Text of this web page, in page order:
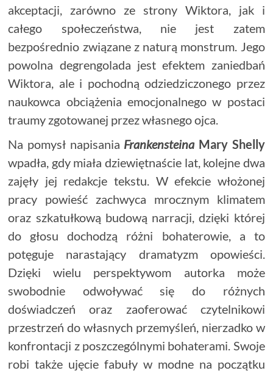
akceptacji, zarówno ze strony Wiktora, jak i
całego społeczeństwa, nie jest zatem
bezpośrednio związane z naturą monstrum. Jego
powolna degrengolada jest efektem zaniedbań
Wiktora, ale i pochodną odziedziczonego przez
naukowca obciążenia emocjonalnego w postaci
traumy zgotowanej przez własnego ojca.
Na pomysł napisania Frankensteina Mary Shelly
wpadła, gdy miała dziewiętnaście lat, kolejne dwa
zajęły jej redakcje tekstu. W efekcie włożonej
pracy powieść zachwyca mrocznym klimatem
oraz szkatułkową budową narracji, dzięki której
do głosu dochodzą różni bohaterowie, a to
potęguje narastający dramatyzm opowieści.
Dzięki wielu perspektywom autorka może
swobodnie odwoływać się do różnych
doświadczeń oraz zaoferować czytelnikowi
przestrzeń do własnych przemyśleń, nierzadko w
konfrontacji z poszczególnymi bohaterami. Swoje
robi także ujęcie fabuły w modne na początku